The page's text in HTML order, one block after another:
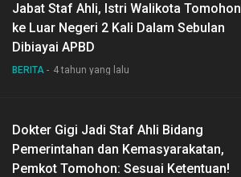
Jabat Staf Ahli, Istri Walikota Tomohon
ke Luar Negeri 2 Kali Dalam Sebulan
Dibiayai APBD
BERITA 4 tahun yang lalu
Dokter Gigi Jadi Staf Ahli Bidang
Pemerintahan dan Kemasyarakatan,
Pemkot Tomohon: Sesuai Ketentuan!